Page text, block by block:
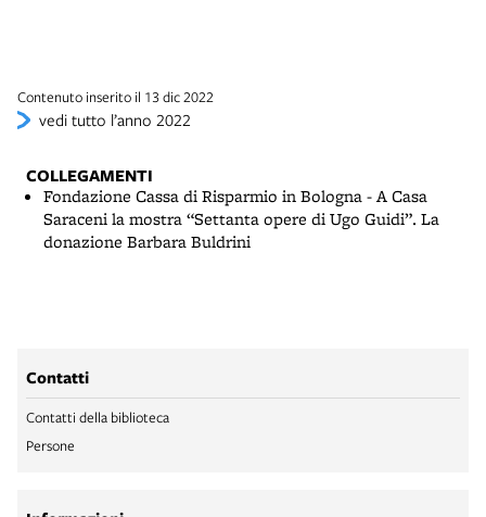
Contenuto inserito il 13 dic 2022
vedi tutto l’anno 2022
COLLEGAMENTI
Fondazione Cassa di Risparmio in Bologna - A Casa
Saraceni la mostra “Settanta opere di Ugo Guidi”. La
donazione Barbara Buldrini
Contatti
Contatti della biblioteca
Persone